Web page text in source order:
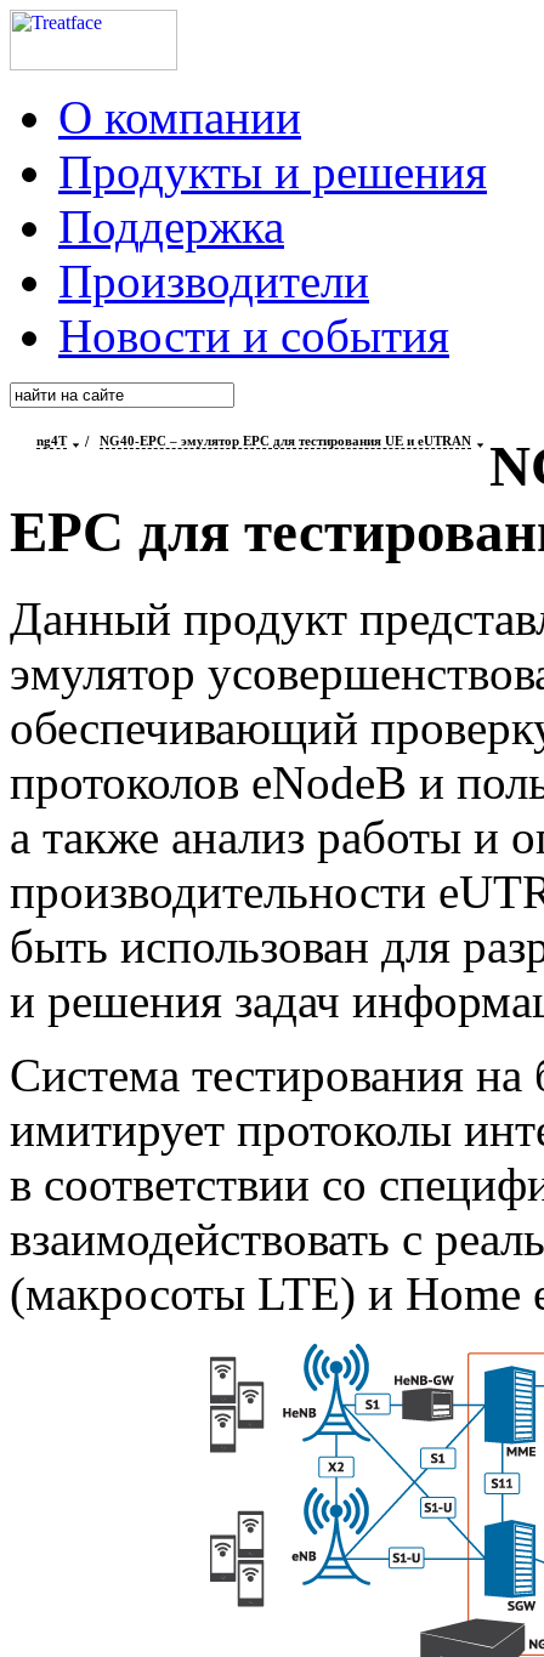
О компании
Продукты и решения
Поддержка
Производители
Новости и события
ng4T / NG40-EPC – эмулятор EPC для тестирования UE и eUTRAN
EPC для
Данный продукт
эмулятор
обеспечивающий
протоколов eNodeB и
а также анализ работы и
производительности
быть использован для
и решения задач
Система тестирования
имитирует протоколы
в соответствии со
взаимодействовать с
(макросоты LTE) и Home